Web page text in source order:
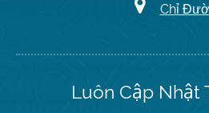
Chỉ
Luôn Cập Nhật